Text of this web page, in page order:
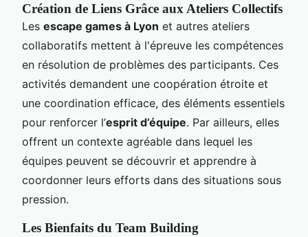
Création de Liens Grâce aux Ateliers Collectifs
Les escape games à Lyon et autres ateliers
collaboratifs mettent à l'épreuve les compétences
en résolution de problèmes des participants. Ces
activités demandent une coopération étroite et
une coordination efficace, des éléments essentiels
pour renforcer l’esprit d’équipe. Par ailleurs, elles
offrent un contexte agréable dans lequel les
équipes peuvent se découvrir et apprendre à
coordonner leurs efforts dans des situations sous
pression.
Les Bienfaits du Team Building